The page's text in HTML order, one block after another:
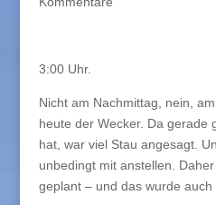
3:00 Uhr.
Nicht am Nachmittag, nein,
heute der Wecker. Da gerade
hat, war viel Stau angesagt.
unbedingt mit anstellen.
geplant – und das wurde auch